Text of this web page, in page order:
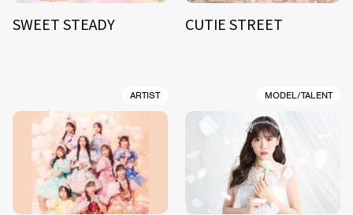
SWEET STEADY CUTIE STREET
ARTIST MODEL/TALENT